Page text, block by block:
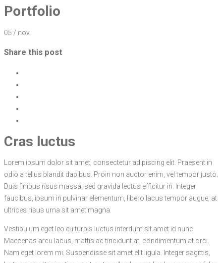
Portfolio
05 / nov
Share this post
Cras luctus
Lorem ipsum dolor sit amet, consectetur adipiscing elit. Praesent in
odio a tellus blandit dapibus. Proin non auctor enim, vel tempor justo.
Duis finibus risus massa, sed gravida lectus efficitur in. Integer
faucibus, ipsum in pulvinar elementum, libero lacus tempor augue, at
ultrices risus urna sit amet magna.
Vestibulum eget leo eu turpis luctus interdum sit amet id nunc.
Maecenas arcu lacus, mattis ac tincidunt at, condimentum at orci.
Nam eget lorem mi. Suspendisse sit amet elit ligula. Integer sagittis,